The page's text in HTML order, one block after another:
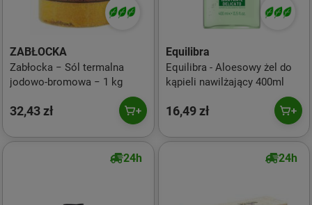
ZABŁOCKA
Zabłocka − Sól termalna
jodowo-bromowa − 1 kg
32,43 zł
Equilibra
Equilibra - Aloesowy żel do
kąpieli nawilżający 400ml
16,49 zł
24h 24h